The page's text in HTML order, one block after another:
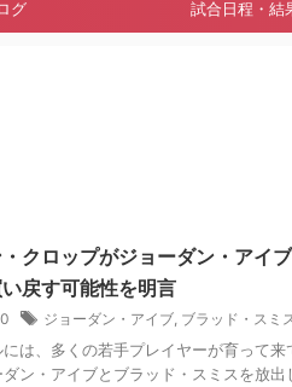
グ 試合日程・結
クロップがジョーダン・アイ
戻す可能性を明言
ジョーダン・アイブ, ブラッド・スミ
には、多くの若手プレイヤーが育って
ン・アイブとブラッド・スミスを放出